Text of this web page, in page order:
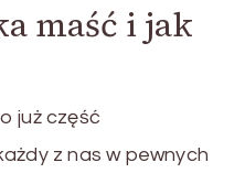
maść i jak
już część
z nas w pewnych